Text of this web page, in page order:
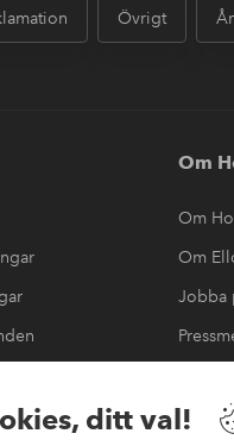
ditt val!
Övrigt
Om
Om
Om
Jobba